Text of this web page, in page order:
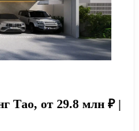
Тао, от 29.8 млн ₽ |